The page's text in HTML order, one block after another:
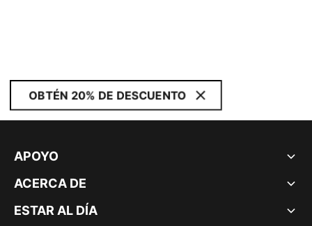
OBTÉN 20% DE DESCUENTO
APOYO
ACERCA DE
ESTAR AL DÍA